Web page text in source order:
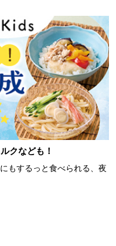
クなども！
もするっと食べられる、夜